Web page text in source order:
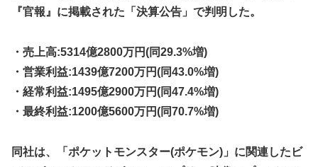
【速報】日本一ソフトウェア「定価9000円のゲームです。
【訃報】人気Vtuberの犬、19歳で死去
とんでもない「積みプラ」がテレビで放送されてしまう
【正論】X民「真の弱者男性は恋愛ゲームとかアニメ見てな
い。本当の闇を見せるね」←170000バズwwwwwww
SHOPが東京・大阪にて開催
73milで契約延長合意
ィスクアッパーさん達から落胆の声
結局おまえらが求める『RPGの理想の主人公』って一体どう
いうのなん？
『官報』に掲載された「決算公告」で判明した。
・売上高:5314億2800万円(同29.3%増)
・営業利益:1439億7200万円(同43.0%増)
・経常利益:1495億2900万円(同47.4%増)
・最終利益:1200億5600万円(同70.7%増)
同社は、「ポケットモンスター(ポケモン)」に関連したビ